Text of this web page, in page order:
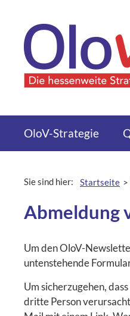
OloV-Strategie
Sie sind hier: Startseite
Abmeldung
Um den OloV-
untenstehende
Um sicherzugehen,
dritte Person